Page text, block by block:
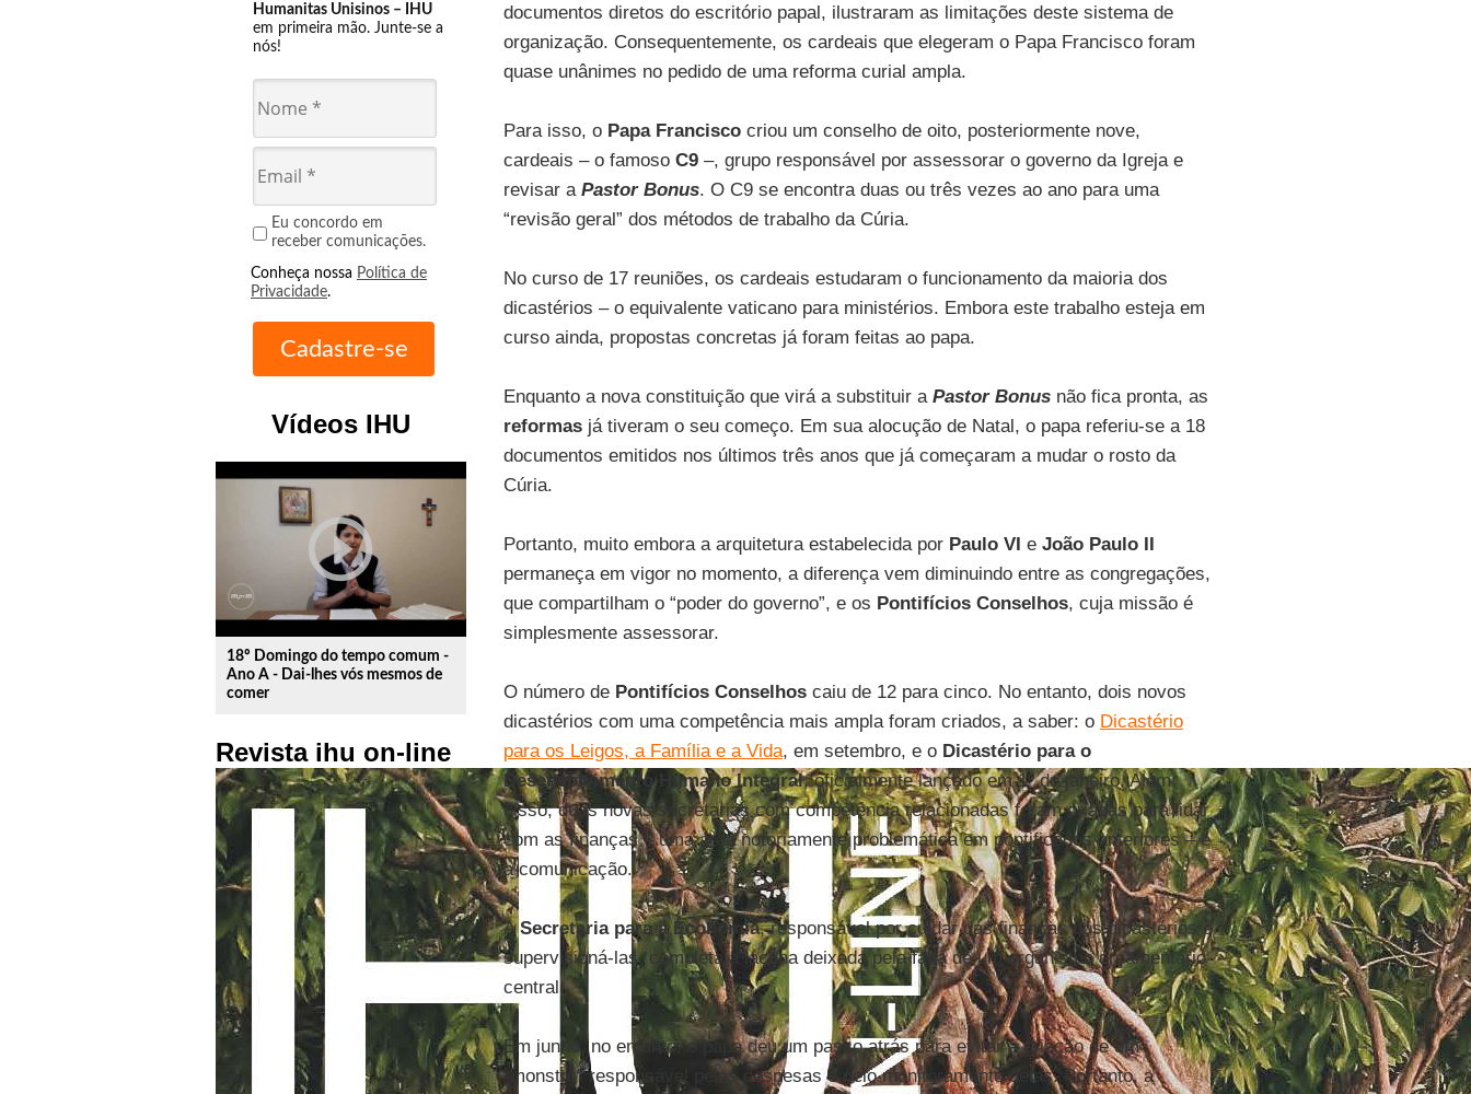
Humanitas Unisinos – IHU
em primeira mão. Junte-se a
nós!
Eu concordo em
receber comunicações.
Conheça nossa Política de
Privacidade.
Vídeos IHU
play_circle_outline
18º Domingo do tempo comum -
Ano A - Dai-lhes vós mesmos de
comer
Revista ihu on-line
documentos diretos do escritório papal, ilustraram as limitações deste sistema de
organização. Consequentemente, os cardeais que elegeram o Papa Francisco foram
quase unânimes no pedido de uma reforma curial ampla.
Para isso, o Papa Franciscocriou um conselho de oito, posteriormente nove,
cardeais – o famoso C9–, grupo responsável por assessorar o governo da Igreja e
revisar a Pastor Bonus. O C9 se encontra duas ou três vezes ao ano para uma
“revisão geral” dos métodos de trabalho da Cúria.
No curso de 17 reuniões, os cardeais estudaram o funcionamento da maioria dos
dicastérios – o equivalente vaticano para ministérios. Embora este trabalho esteja em
curso ainda, propostas concretas já foram feitas ao papa.
Enquanto a nova constituição que virá a substituir aPastor Bonusnão fica pronta, as
reformasjá tiveram o seu começo. Em sua alocução de Natal, o papa referiu-se a 18
documentos emitidos nos últimos três anos que já começaram a mudar o rosto da
Cúria.
Portanto, muito embora a arquitetura estabelecida por Paulo VI e João Paulo II
permaneça em vigor no momento, a diferença vem diminuindo entre as congregações,
que compartilham o “poder do governo”, e os Pontifícios Conselhos, cuja missão é
simplesmente assessorar.
O número de Pontifícios Conselhoscaiu de 12 para cinco. No entanto, dois novos
dicastérios com uma competência mais ampla foram criados, a saber: o Dicastério
para os Leigos, a Família e a Vida, em setembro, e o Dicastério para o
Desenvolvimento Humano Integral, oficialmente lançado em 1º de janeiro. Além
disso, duas novas secretarias com competência relacionadas foram criadas para lidar
com as finanças – uma área notoriamente problemática em pontificados anteriores – e
a comunicação.
ASecretaria para a Economia, responsável por cuidar das finanças dos dicastérios e
supervisioná-las, completa a lacuna deixada pela falta de um organismo orçamentário
central.
Em junho, no entanto, o papa deu um passo atrás para evitar a criação de um
“monstro” responsável pelas despesas e pelo monitoramento delas. Portanto, a